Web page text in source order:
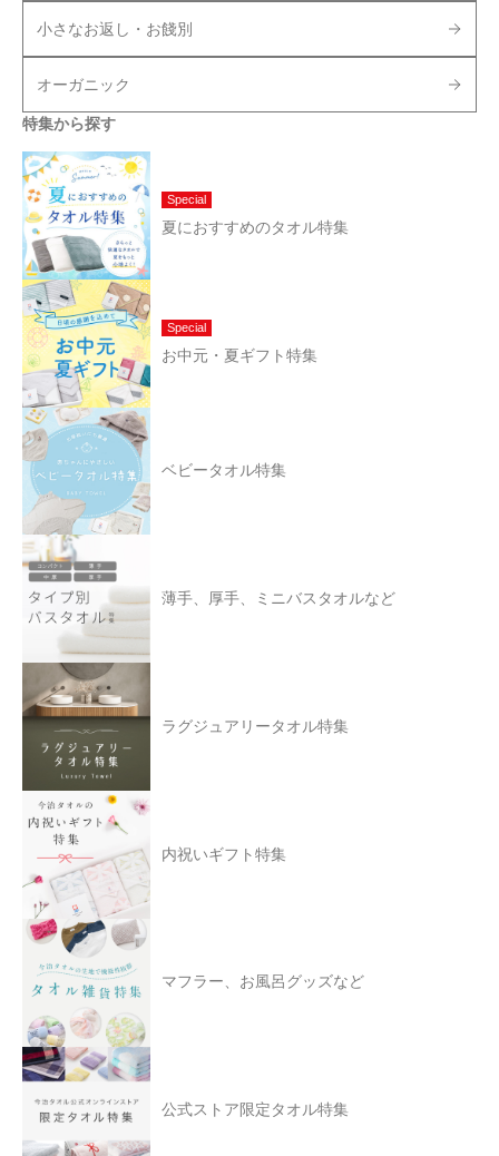
小さなお返し・お餞別
オーガニック
特集から探す
Special
夏におすすめのタオル特集
Special
お中元・夏ギフト特集
ベビータオル特集
薄手、厚手、ミニバスタオルなど
ラグジュアリータオル特集
内祝いギフト特集
マフラー、お風呂グッズなど
公式ストア限定タオル特集